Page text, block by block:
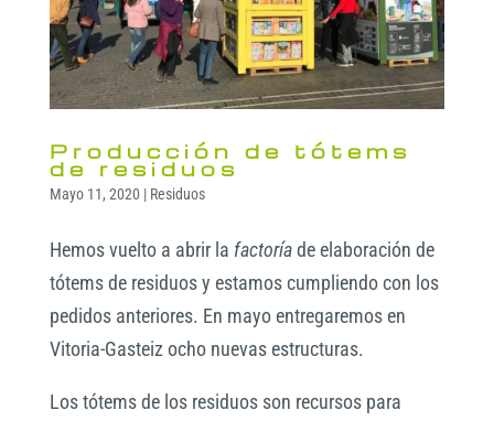
Producción de tótems
de residuos
Mayo 11, 2020 | Residuos
Hemos vuelto a abrir la factoríade elaboración de
tótems de residuos y estamos cumpliendo con los
pedidos anteriores. En mayo entregaremos en
Vitoria-Gasteiz ocho nuevas estructuras.
Los tótems de los residuos son recursos para